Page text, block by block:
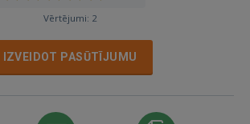
Vērtējumi: 2
IZVEIDOT PASŪTĪJUMU